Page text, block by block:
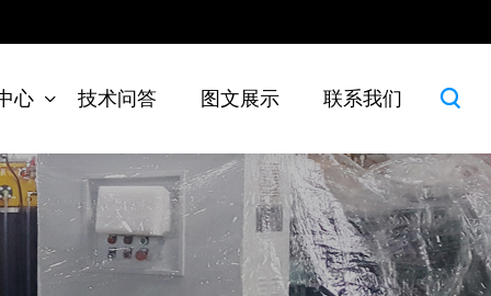
心 技术问答 图文展示 联系我们